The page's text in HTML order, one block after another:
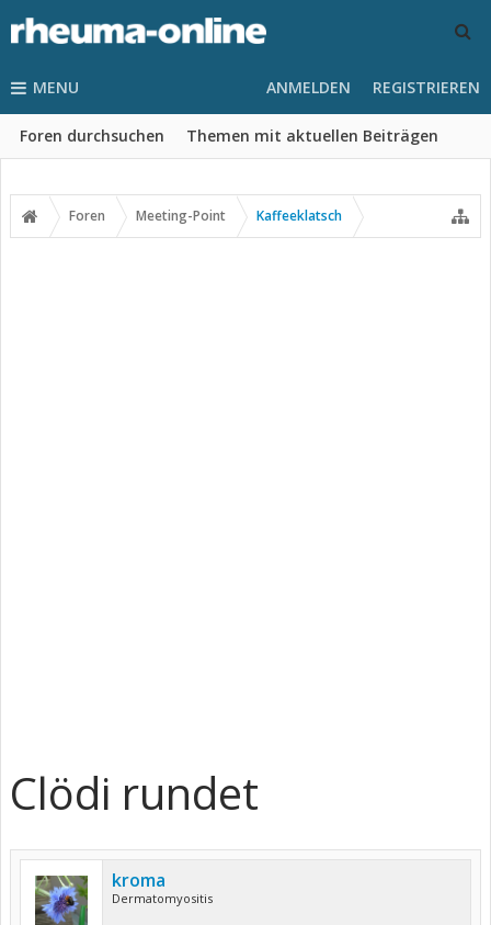
MENU
Foren durchsuchen Themen mit aktuellen Beiträgen
ANMELDEN REGISTRIEREN
Foren Meeting-Point Kaffeeklatsch
Clödi rundet
kroma
Dermatomyositis